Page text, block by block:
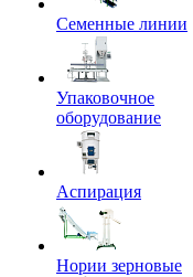
Семенные линии
Упаковочное
оборудование
Аспирация
Нории зерновые